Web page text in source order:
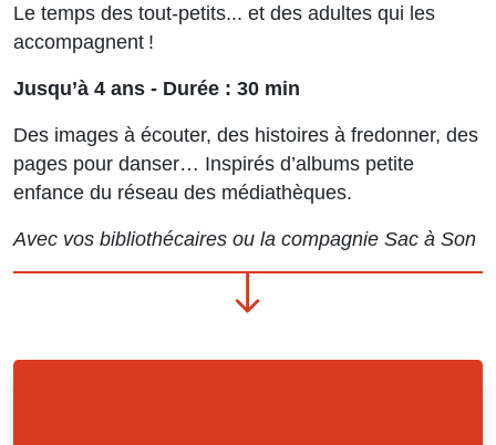
Le temps des tout-petits... et des adultes qui les
accompagnent !
Jusqu’à 4 ans - Durée : 30 min
Des images à écouter, des histoires à fredonner, des
pages pour danser… Inspirés d’albums petite
enfance du réseau des médiathèques.
Avec vos bibliothécaires ou la compagnie Sac à Son